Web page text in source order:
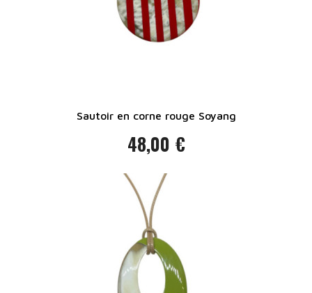
Sautoir en corne rouge Soyang
Prix
48,00 €